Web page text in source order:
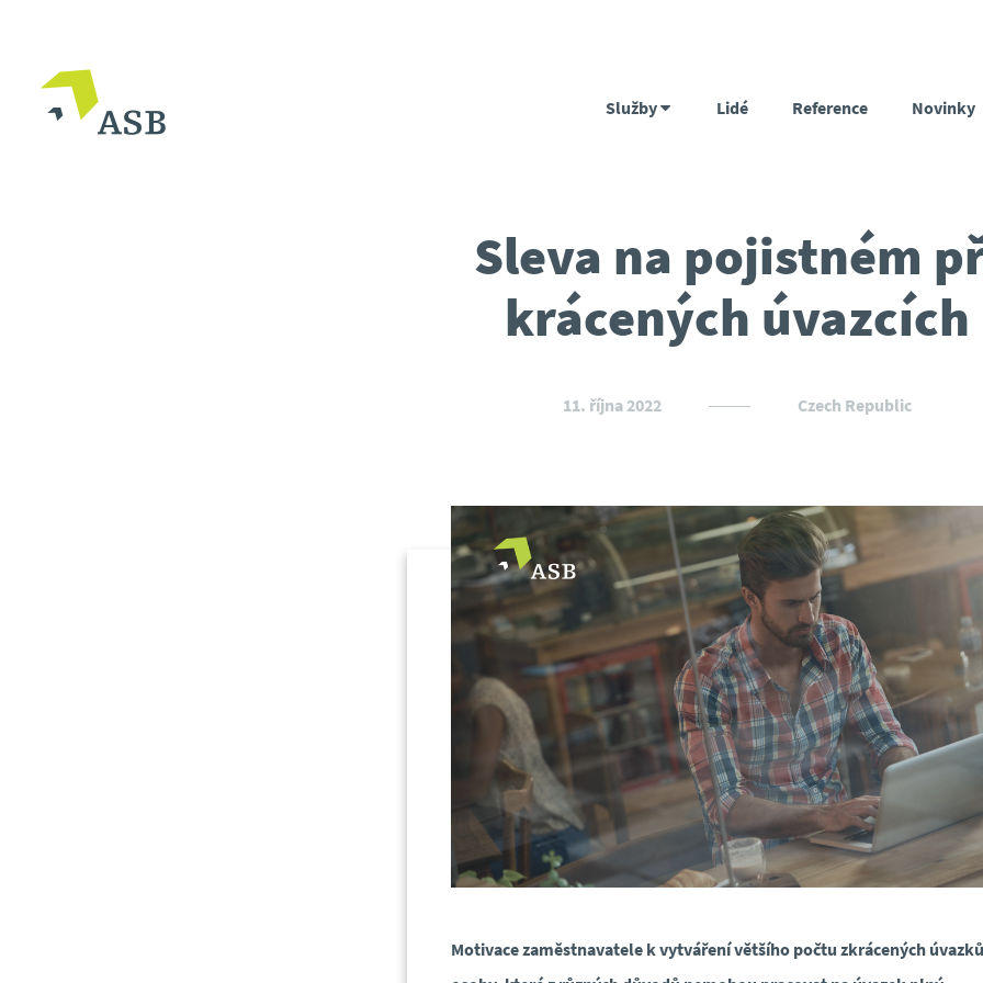
Služby Lidé Reference Novinky
Sleva na pojistném
krácených úvazcích
11. října 2022 Czech Republic
Motivace zaměstnavatele k vytváření většího počtu zkrácených